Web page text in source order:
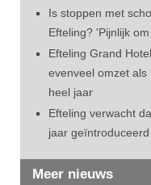
Is stoppen met
Efteling? 'Pijnlijk
Efteling Grand
evenveel omzet als
heel jaar
Efteling verwacht
jaar
Meer nieuws